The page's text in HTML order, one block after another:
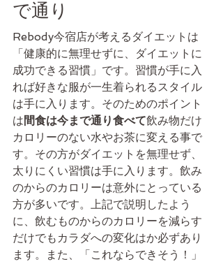
で通り
Rebody今宿店が考えるダイエットは
「健康的に無理せずに、ダイエットに
成功できる習慣」です。習慣が手に入
れば好きな服が一生着られるスタイル
は手に入ります。そのためのポイント
は間食は今まで通り食べて飲み物だけ
カロリーのない水やお茶に変える事で
す。その方がダイエットを無理せず、
太りにくい習慣は手に入ります。飲み
のからのカロリーは意外にとっている
方が多いです。上記で説明したよう
に、飲むものからのカロリーを減らす
だけでもカラダへの変化はか必ずあり
ます。また、「これならできそう！」